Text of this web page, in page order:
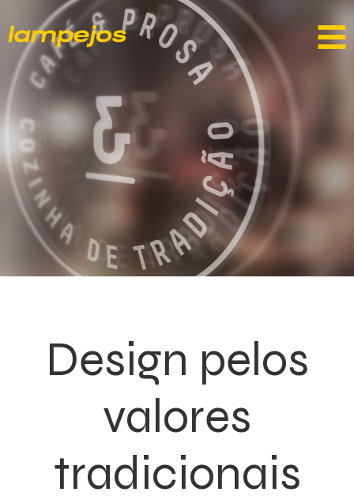
Design pelos
valores
tradicionais